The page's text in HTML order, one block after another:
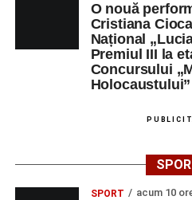
HIDROCENTRALE
DUPEX SRL
OPERATOR
MASINI-
CU
rutier de
O nouă
Cristiana
Național
Premiul III la
Concursului
Holocaustului”
SPORT acum 10